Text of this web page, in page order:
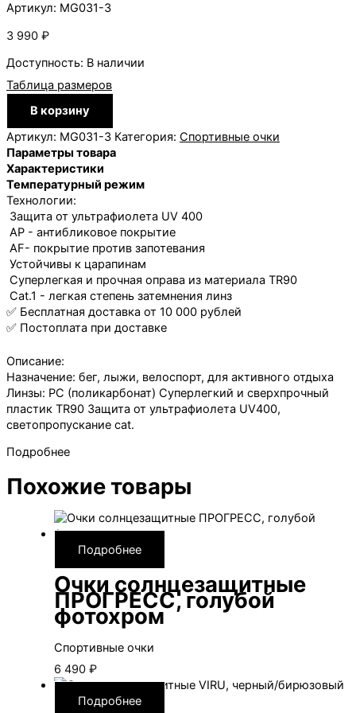
Артикул: MG031-3
3 990 ₽
Доступность: В наличии
Таблица размеров
товара
Очки
солнцезащитные
ГРЕЙС,
фиолетовый
В корзину
Артикул: MG031-3 Категория: Спортивные очки
Параметры товара
Характеристики
Температурный режим
Технологии:
Защита от ультрафиолета UV 400
AP - антибликовое покрытие
AF- покрытие против запотевания
Устойчивы к царапинам
Суперлегкая и прочная оправа из материала TR90
Cat.1 - легкая степень затемнения линз
✅ Бесплатная доставка от 10 000 рублей
✅ Постоплата при доставке
Описание:
Назначение: бег, лыжи, велоспорт, для активного отдыха
Линзы: PC (поликарбонат) Суперлегкий и сверхпрочный
пластик TR90 Защита от ультрафиолета UV400,
светопропускание cat.
Подробнее
Похожие товары
Подробнее
Очки солнцезащитные
ПРОГРЕСС, голубой
фотохром
Спортивные очки
6 490 ₽
Подробнее